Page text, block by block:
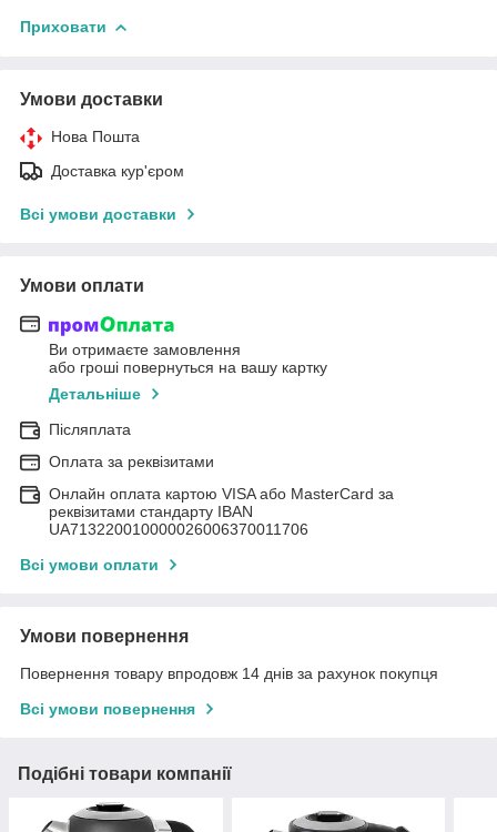
Приховати
Умови доставки
Нова Пошта
Доставка кур'єром
Всі умови доставки
Умови оплати
Ви отримаєте замовлення
або гроші повернуться на вашу картку
Детальніше
Післяплата
Оплата за реквізитами
Онлайн оплата картою VISA або MasterCard за
реквізитами стандарту IBAN
UA713220010000026006370011706
Всі умови оплати
Умови повернення
Повернення товару впродовж 14 днів за рахунок покупця
Всі умови повернення
Подібні товари компанії